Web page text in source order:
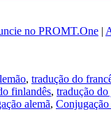
no PROMT.One |
, tradução do
finlandês, tradução do
alemã,